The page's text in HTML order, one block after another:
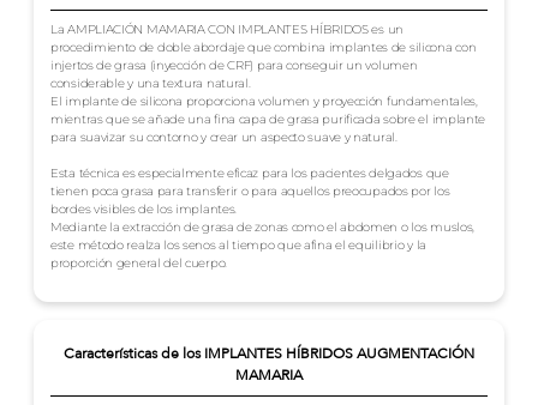
La AMPLIACIÓN MAMARIA CON IMPLANTES HÍBRIDOS es un
procedimiento de doble abordaje que combina implantes de silicona con
injertos de grasa (inyección de CRF) para conseguir un volumen
considerable y una textura natural.
El implante de silicona proporciona volumen y proyección fundamentales,
mientras que se añade una fina capa de grasa purificada sobre el implante
para suavizar su contorno y crear un aspecto suave y natural.
Esta técnica es especialmente eficaz para los pacientes delgados que
tienen poca grasa para transferir o para aquellos preocupados por los
bordes visibles de los implantes.
Mediante la extracción de grasa de zonas como el abdomen o los muslos,
este método realza los senos al tiempo que afina el equilibrio y la
proporción general del cuerpo.
Características de los IMPLANTES HÍBRIDOS AUGMENTACIÓN
MAMARIA